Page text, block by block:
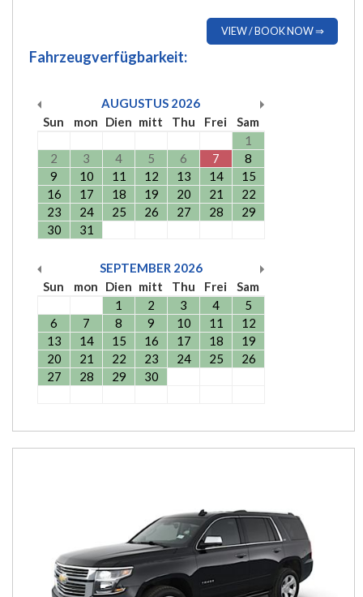
VIEW / BOOK NOW ⇒
Fahrzeugverfügbarkeit:
AUGUSTUS 2026
Sun
mon Dien mitt Thu Frei
Sam
1
2
3 4 5 6 7
8
9
10 11 12 13 14
15
16
17 18 19 20 21
22
23
24 25 26 27 28
29
30
31
SEPTEMBER 2026
Sun
mon Dien mitt Thu Frei
Sam
1
2 3 4
5
6
7 8 9 10 11
12
13
14 15 16 17 18
19
20
21 22 23 24 25
26
27
28 29 30